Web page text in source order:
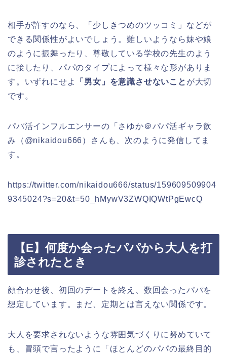
相手が許すのなら、「少しきつめのツッコミ」などが
できる関係性がよいでしょう。難しいようなら妹や娘
のように振舞ったり、尊敬している学校の先生のよう
に接したり、パパのタイプによって様々な形がありま
す。いずれにせよ
「男女」を意識させないこと が大切
です。
パパ活インフルエンサーの「さゆか＠パパ活ギャラ飲
み（@nikaidou666）さんも、次のように発信してま
す。
https://twitter.com/nikaidou666/status/159609509904
9345024?s=20&t=50_hMywV3ZWQIQWtPgEwcQ
【E】何度か会ったパパから大人を打
診されたとき
顔合わせ後、初回のデートを終え、数回会ったパパを
想定しています。まだ、定期とは言えない関係です。
大人を要求されないような雰囲気づくりに努めていて
も、冒頭で言ったように「ほとんどのパパの最終目的